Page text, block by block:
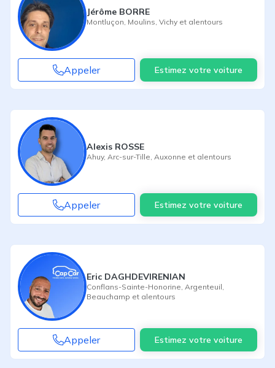
Jérôme BORRE
Montluçon Moulins Vichy et alentours
Appeler Estimez votre voiture
Alexis ROSSE
Ahuy, Arc-sur-Tille Auxonne et alentours
Appeler Estimez votre voiture
Eric DAGHDEVIRENIAN
Conflans-Sainte-Honorine Argenteuil
Beauchamp et alentours
Appeler Estimez votre voiture